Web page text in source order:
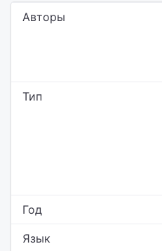
Авторы
Тип
Год
Язык